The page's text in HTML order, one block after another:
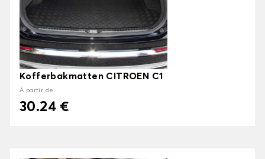
Kofferbakmatten CITROEN C1
À partir de
30.24 €